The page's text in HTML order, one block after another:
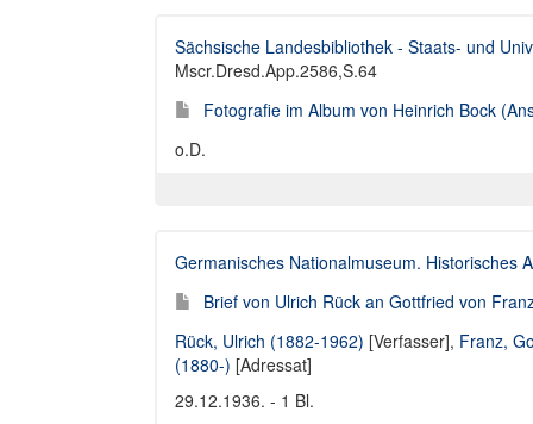
Sächsische Landesbibliothek - Staats- und
Mscr.Dresd.App.2586,S.64
Fotografie im Album von Heinrich Bock
o.D.
Germanisches Nationalmuseum. Historisches
Brief von Ulrich Rück an Gottfried von
Rück, Ulrich (1882-1962) [Verfasser], Franz,
(1880-) [Adressat]
29.12.1936. - 1 Bl.